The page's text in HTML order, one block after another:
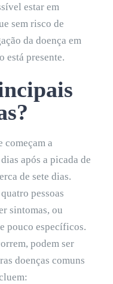
estar em
sem risco de
da doença em
está presente.
começam a
após a picada de
de sete dias.
pessoas
sintomas, ou
pouco específicos.
podem ser
doenças comuns